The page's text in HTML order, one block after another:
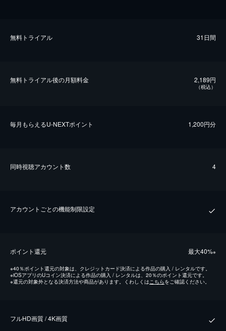
無料トライアル 31日間
無料トライアル後の⽉額料金 2,189円
（税込）
毎⽉もらえるU-NEXTポイント 1,200円分
同時視聴アカウント数 4
アカウントごとの機能制限設定
ポイント還元 最⼤40%※
※40％ポイント還元の対象は、クレジットカード決済による作品の購入 / レンタルです。
※iOSアプリのUコイン決済による作品の購入 / レンタルは、20％のポイント還元です。
※還元の対象外となる決済方法や商品があります。くわしくはこちらをご確認ください。
フルHD画質 / 4K画質